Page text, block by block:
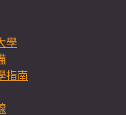
學
指南